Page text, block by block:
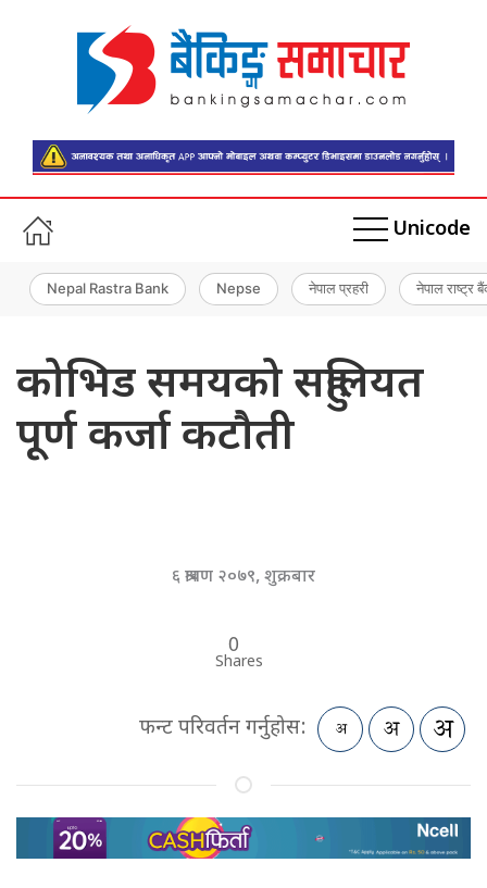
Unicode
Nepal Rastra Bank Nepse नेपाल प्रहरी नेपाल राष्ट्र
कोभिड समयको सहुलियत
पूर्ण कर्जा कटौती
६ श्रावण २०७९, शुक्रबार
0
Shares
फन्ट परिवर्तन गर्नुहोस: